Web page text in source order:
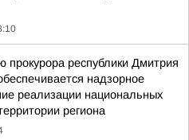
прокурора республики Дмитрия
надзорное
реализации национальных
региона